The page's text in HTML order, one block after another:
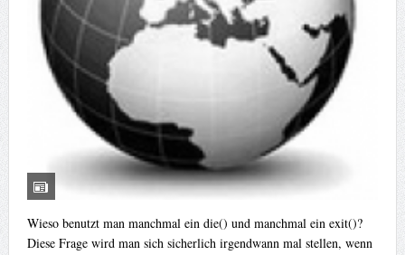
Wieso benutzt man manchmal ein die() und manchmal ein exit()?
Diese Frage wird man sich sicherlich irgendwann mal stellen, wenn